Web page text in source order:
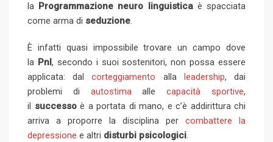
la Programmazione neuro linguisticaè spacciata
come arma di seduzione.
È infatti quasi impossibile trovare un campo dove
la Pnl , secondo i suoi sostenitori, non possa essere
applicata: dalcorteggiamento alla leadership, dai
problemi di autostimaallecapacità sportive,
il successoè a portata di mano, e c’è addirittura chi
arriva a proporre la disciplina per combattere la
depressione e altri disturbi psicologici.